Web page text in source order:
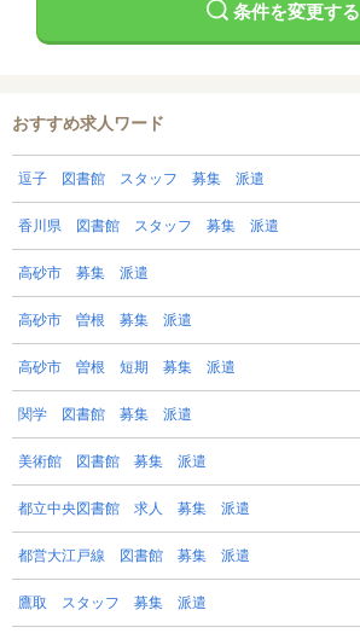
条件を変更する
おすすめ求人ワード
逗子 図書館 スタッフ 募集 派遣
香川県 図書館 スタッフ 募集 派遣
高砂市 募集 派遣
高砂市 曽根 募集 派遣
高砂市 曽根 短期 募集 派遣
関学 図書館 募集 派遣
美術館 図書館 募集 派遣
都立中央図書館 求人 募集 派遣
都営大江戸線 図書館 募集 派遣
鷹取 スタッフ 募集 派遣